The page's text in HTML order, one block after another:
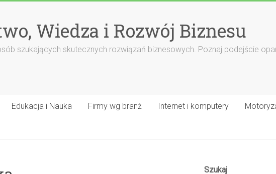
Wiedza i Rozwój Biznesu
szukających skutecznych rozwiązań biznesowych. Poznaj podejście
Edukacja i Nauka Firmy wg branż Internet i komputery
Szukaj